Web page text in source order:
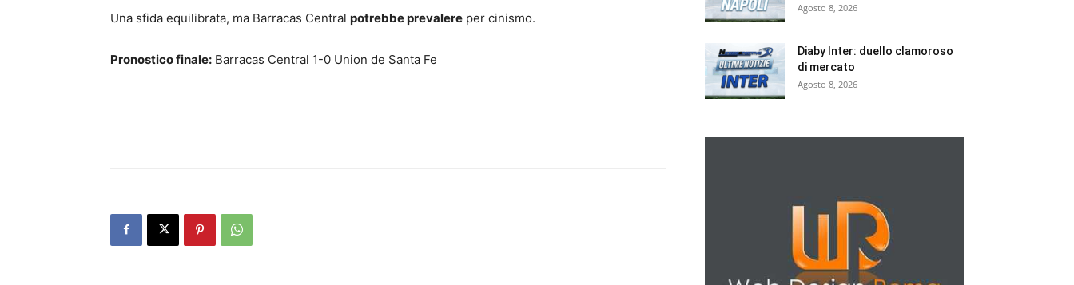
Una sfida equilibrata, ma Barracas Central potrebbe prevalere per cinismo.
Pronostico finale: Barracas Central 1-0 Union de Santa Fe
Agosto 8, 2026
Diaby Inter: duello clamoroso
di mercato
Agosto 8, 2026